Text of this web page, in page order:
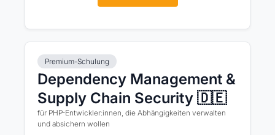
Premium-Schulung
Dependency Management &
Supply Chain Security 🇩🇪
für PHP-Entwickler:innen, die Abhängigkeiten verwalten
und absichern wollen